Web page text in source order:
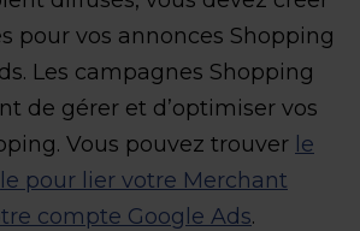
pour vos annonces Shopping
Les campagnes Shopping
de gérer et d’optimiser vos
Vous pouvez trouver le
pour lier votre Merchant
compte Google Ads.